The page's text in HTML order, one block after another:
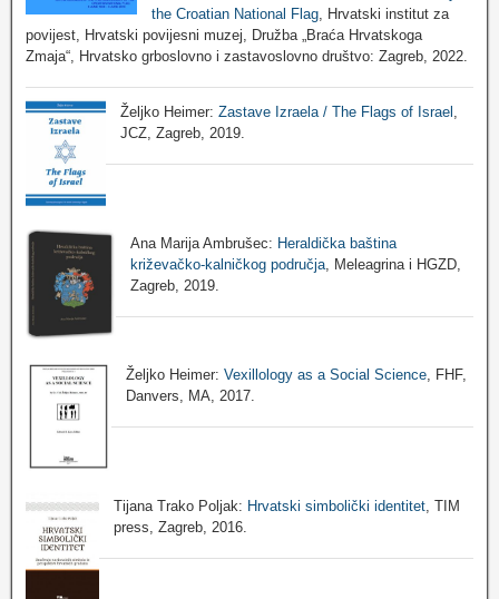
the Croatian National Flag, Hrvatski institut za
povijest, Hrvatski povijesni muzej, Družba „Braća Hrvatskoga
Zmaja“, Hrvatsko grboslovno i zastavoslovno društvo: Zagreb, 2022.
Željko Heimer:Zastave Izraela / The Flags of Israel
JCZ, Zagreb, 2019.
Ana Marija Ambrušec: Heraldička baština
križevačko-kalničkog područja, Meleagrina i HGZD,
Zagreb, 2019.
Željko Heimer:Vexillology as a Social Science , FHF,
Danvers, MA, 2017.
Tijana Trako Poljak: Hrvatski simbolički identitet , TIM
press, Zagreb, 2016.